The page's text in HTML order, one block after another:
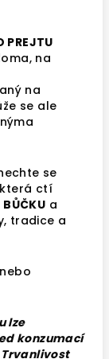
PREJTU
na
na
se ale
se
ctí
BŮČKU a
tradice a
lze
konzumací